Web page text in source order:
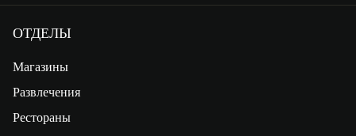
ОТДЕЛЫ
Магазины
Развлечения
Рестораны